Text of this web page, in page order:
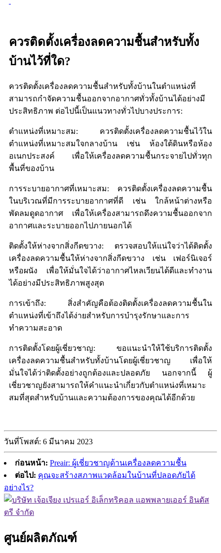
ควรติดตั้งเครื่องลดความชื้นสำหรับทั้ง
บ้านไว้ที่ใด?
ควรติดตั้งเครื่องลดความชื้นสำหรับทั้งบ้านในตำแหน่งที่
สามารถกำจัดความชื้นออกจากอากาศทั่วทั้งบ้านได้อย่างมี
ประสิทธิภาพ ต่อไปนี้เป็นแนวทางทั่วไปบางประการ:
ตำแหน่งที่เหมาะสม: ควรติดตั้งเครื่องลดความชื้นไว้ใน
ตำแหน่งที่เหมาะสมใจกลางบ้าน เช่น ห้องใต้ดินหรือห้อง
อเนกประสงค์ เพื่อให้เครื่องลดความชื้นกระจายไปทั่วทุก
พื้นที่ของบ้าน
การระบายอากาศที่เหมาะสม: ควรติดตั้งเครื่องลดความชื้น
ในบริเวณที่มีการระบายอากาศที่ดี เช่น ใกล้หน้าต่างหรือ
พัดลมดูดอากาศ เพื่อให้เครื่องสามารถดึงความชื้นออกจาก
อากาศและระบายออกไปภายนอกได้
ติดตั้งให้ห่างจากสิ่งกีดขวาง: ตรวจสอบให้แน่ใจว่าได้ติดตั้ง
เครื่องลดความชื้นให้ห่างจากสิ่งกีดขวาง เช่น เฟอร์นิเจอร์
หรือผนัง เพื่อให้มั่นใจได้ว่าอากาศไหลเวียนได้ดีและทำงาน
ได้อย่างมีประสิทธิภาพสูงสุด
การเข้าถึง: สิ่งสำคัญคือต้องติดตั้งเครื่องลดความชื้นใน
ตำแหน่งที่เข้าถึงได้ง่ายสำหรับการบำรุงรักษาและการ
ทำความสะอาด
การติดตั้งโดยผู้เชี่ยวชาญ: ขอแนะนำให้ใช้บริการติดตั้ง
เครื่องลดความชื้นสำหรับทั้งบ้านโดยผู้เชี่ยวชาญ เพื่อให้
มั่นใจได้ว่าติดตั้งอย่างถูกต้องและปลอดภัย นอกจากนี้ ผู้
เชี่ยวชาญยังสามารถให้คำแนะนำเกี่ยวกับตำแหน่งที่เหมาะ
สมที่สุดสำหรับบ้านและความต้องการของคุณได้อีกด้วย
วันที่โพสต์: 6 มีนาคม 2023
ก่อนหน้า: Preair: ผู้เชี่ยวชาญด้านเครื่องลดความชื้น
ต่อไป: คุณจะสร้างสภาพแวดล้อมในบ้านที่ปลอดภัยได้
อย่างไร?
ศูนย์ผลิตภัณฑ์